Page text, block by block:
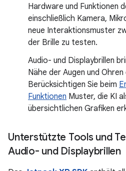
Hardware und Funktionen
einschließlich Kamera,
neue Interaktionsmuster
der Brille zu testen.
Audio- und Displaybrillen
Nähe der Augen und
Berücksichtigen Sie beim
Funktionen Muster, die KI
übersichtlichen Grafiken
Unterstützte Tools und
Audio- und Displaybrillen